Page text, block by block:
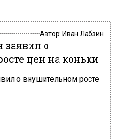
Автор: Иван Лабзин
заявил о
цен на коньки